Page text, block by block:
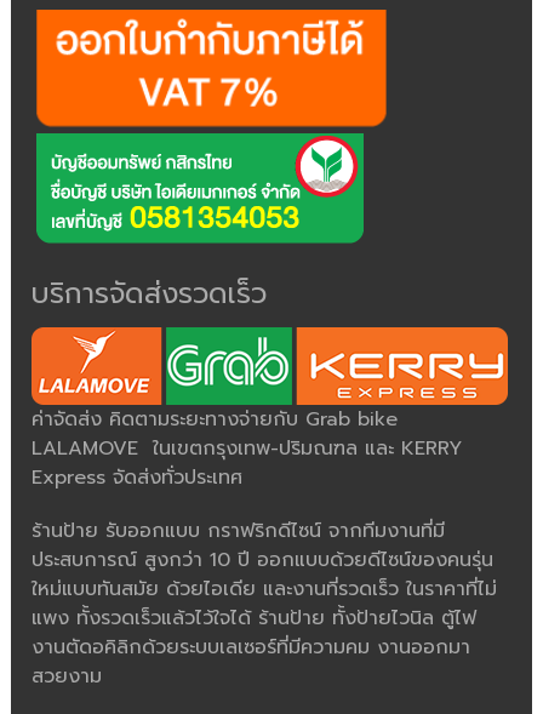
บริการจัดส่งรวดเร็ว
ค่าจัดส่ง คิดตามระยะทางจ่ายกับ Grab bike
LALAMOVE ในเขตกรุงเทพ-ปริมณฑล และ KERRY
Express จัดส่งทั่วประเทศ
ร้านป้าย รับออกแบบ กราฟริกดีไซน์ จากทีมงานที่มี
ประสบการณ์ สูงกว่า 10 ปี ออกแบบด้วยดีไซน์ของคนรุ่น
ใหม่แบบทันสมัย ด้วยไอเดีย และงานที่รวดเร็ว ในราคาที่ไม่
แพง ทั้งรวดเร็วแล้วไว้ใจได้ ร้านป้าย ทั้งป้ายไวนิล ตู้ไฟ
งานตัดอคิลิกด้วยระบบเลเซอร์ที่มีความคม งานออกมา
สวยงาม